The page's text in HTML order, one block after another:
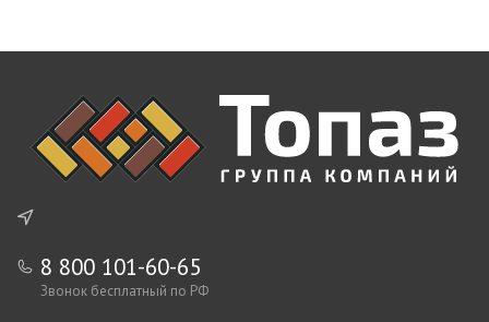
8 800 101-60-65
Звонок бесплатный по РФ